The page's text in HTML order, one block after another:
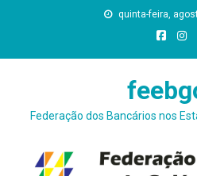
quinta-feira,
Federação dos Bancários nos